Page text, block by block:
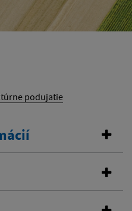
podujatie